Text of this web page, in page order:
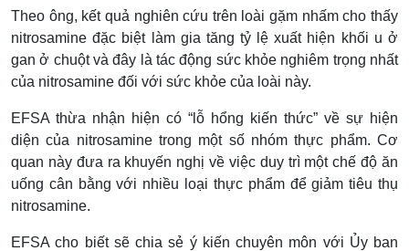
Theo ông, kết quả nghiên cứu trên loài gặm nhấm cho thấy
nitrosamine đặc biệt làm gia tăng tỷ lệ xuất hiện khối u ở
gan ở chuột và đây là tác động sức khỏe nghiêm trọng nhất
của nitrosamine đối với sức khỏe của loài này.
EFSA thừa nhận hiện có “lỗ hổng kiến thức” về sự hiện
diện của nitrosamine trong một số nhóm thực phẩm. Cơ
quan này đưa ra khuyến nghị về việc duy trì một chế độ ăn
uống cân bằng với nhiều loại thực phẩm để giảm tiêu thụ
nitrosamine.
EFSA cho biết sẽ chia sẻ ý kiến chuyên môn với Ủy ban